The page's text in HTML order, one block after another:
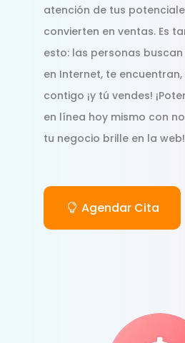
atención de tus
convierten en ventas. Es
esto: las personas
en Internet, te
contigo ¡y tú vendes!
en línea hoy mismo con
tu negocio brille en la web!
Agendar Cita